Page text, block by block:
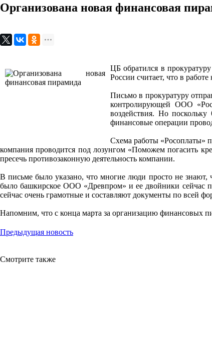
Организована новая финансовая
ЦБ обратился в
России считает, что в
Письмо в прокуратуру
контролирующей ООО
воздействия. Но
финансовые операции
Схема работы «Росоплаты»
компания проводится под лозунгом «Поможем погасить
пресечь противозаконную деятельность компании.
В письме было указано, что многие люди просто не
было башкирское ООО «Древпром» и ее двойники сейчас
сейчас очень грамотные и составляют документы по всей
Напомним, что с конца марта за организацию финансовых
Предыдущая новость
Смотрите также